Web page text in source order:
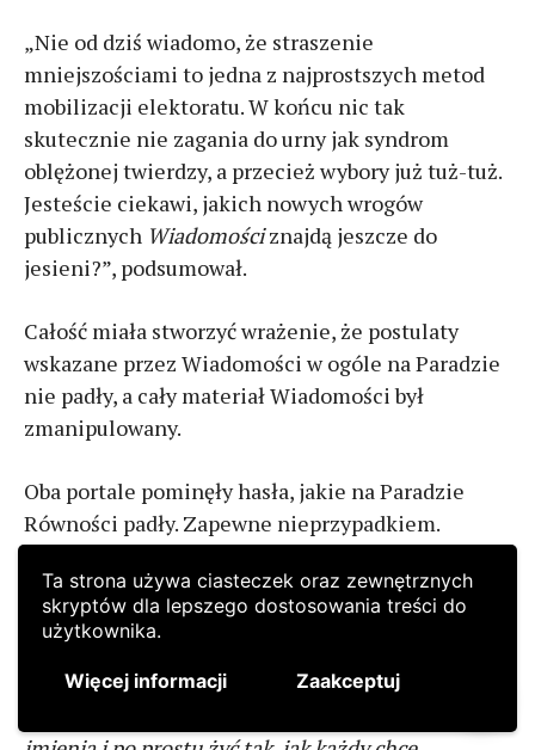
Ta strona używa ciasteczek oraz zewnętrznych
skryptów dla lepszego dostosowania treści do
użytkownika.
Więcej informacji Zaakceptuj